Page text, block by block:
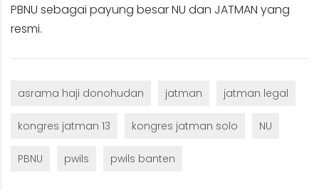
PBNU sebagai payung besar NU dan JATMAN yang
resmi.
asrama haji donohudan jatman jatman legal
kongres jatman 13 kongres jatman solo NU
PBNU pwils pwils banten